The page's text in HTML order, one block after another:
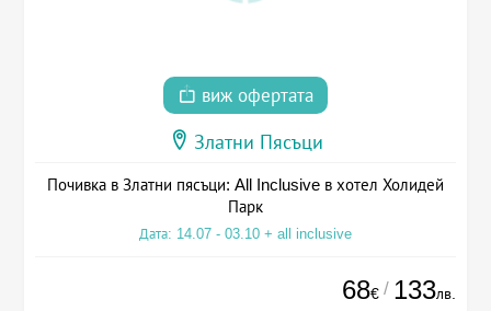
виж офертата
Златни Пясъци
Почивка в Златни пясъци: All Inclusive в хотел Холидей
Парк
Дата: 14.07 - 03.10 + all inclusive
68€ / 133лв.